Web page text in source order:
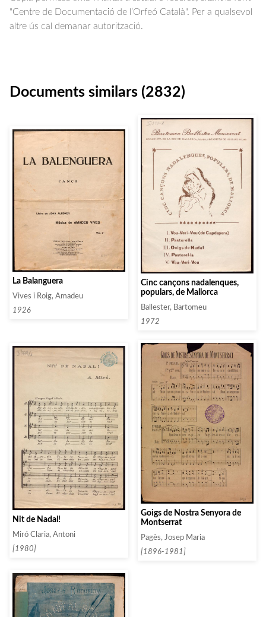
"Centre de Documentació de l’Orfeó Català". Per a qualsevol
altre ús cal demanar autorització.
Documents similars (2832)
La Balanguera
Vives i Roig, Amadeu
1926
Cinc cançons nadalenques,
populars, de Mallorca
Ballester, Bartomeu
1972
Nit de Nadal!
Miró Claria, Antoni
[1980]
Goigs de Nostra Senyora de
Montserrat
Pagès, Josep Maria
[1896-1981]